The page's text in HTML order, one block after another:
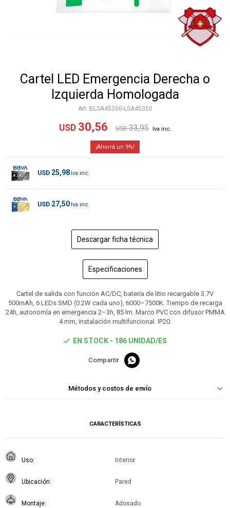
Cartel LED Emergencia Derecha o
Izquierda Homologada
BLSA45350-LSA45350
USD 30,56 USD 33,95
9
USD 25,98
USD 27,50
Descargar ficha técnica
Especificaciones
Cartel de salida con función AC/DC, batería de litio recargable 3.7V
500mAh, 6 LEDs SMD (0.2W cada uno), 6000–7500K. Tiempo de recarga
24h, autonomía en emergencia 2–3h, 85 lm. Marco PVC con difusor PMMA
4 mm, instalación multifuncional. IP20.
EN STOCK - 186 UNIDAD/ES

Métodos y costos de envío
CARACTERÍSTICAS
Uso Interior
Ubicación Pared
Montaje Adosado